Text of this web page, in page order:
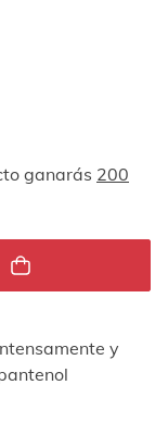
ganarás 200
y